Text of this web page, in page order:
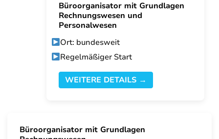
Büroorganisator mit Grundlagen
Rechnungswesen und
Personalwesen
Ort: bundesweit
Regelmäßiger Start
WEITERE DETAILS →
Büroorganisator mit Grundlagen